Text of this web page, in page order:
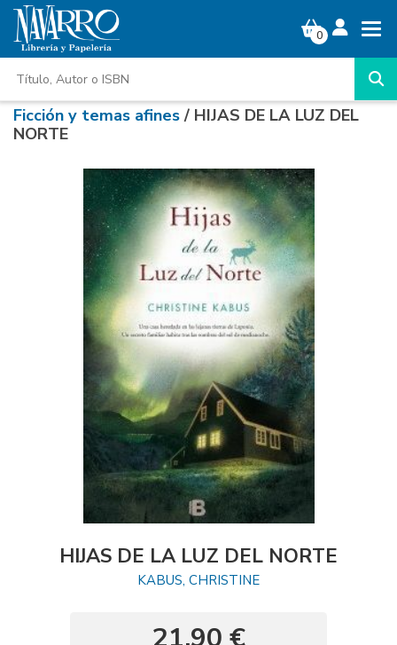
0
Ficción y temas afines/ HIJAS DE LA LUZ DEL
NORTE
HIJAS DE LA LUZ DEL NORTE
KABUS, CHRISTINE